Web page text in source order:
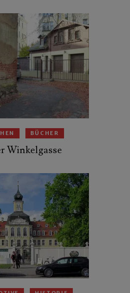
BÜCHER
Winkelgasse